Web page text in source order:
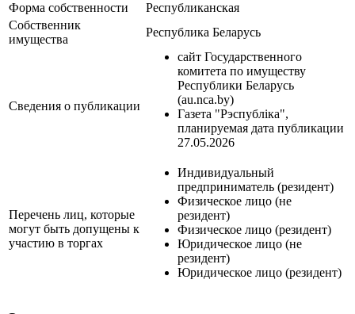
Форма собственности
Республиканская
Собственник
имущества
Республика Беларусь
Сведения о публикации
сайт Государственного
комитета по имуществу
Республики Беларусь
(au.nca.by)
Газета "Рэспубліка",
планируемая дата публикации
27.05.2026
Перечень лиц, которые
могут быть допущены к
участию в торгах
Индивидуальный
предприниматель (резидент)
Физическое лицо (не
резидент)
Физическое лицо (резидент)
Юридическое лицо (не
резидент)
Юридическое лицо (резидент)